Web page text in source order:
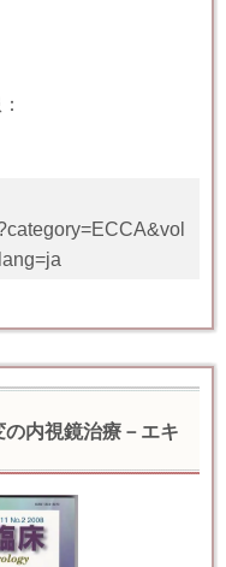
内視鏡治療－エキ